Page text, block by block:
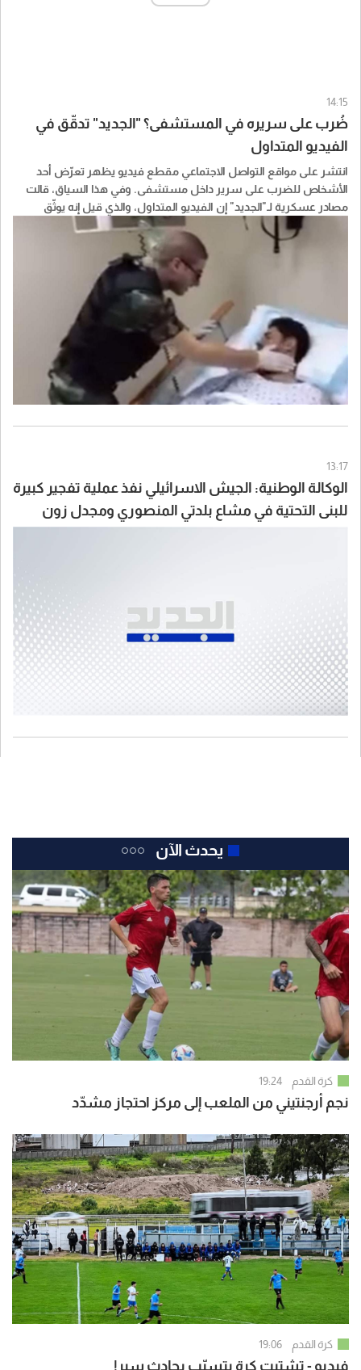
14:15
ضُرب على سريره في المستشفى؟ "الجديد" تدقّق في
الفيديو المتداول
انتشر على مواقع التواصل الاجتماعي مقطع فيديو يظهر تعرّض أحد
الأشخاص للضرب على سرير داخل مستشفى. وفي هذا السياق، قالت
مصادر عسكرية لـ"الجديد" إن الفيديو المتداول، والذي قيل إنه يوثّق
سنوات، مؤكدة أنه كان مفبركًا وغير دقيق عند نشره آنذاك أيضًا.
13:17
الوكالة الوطنية: الجيش الاسرائيلي نفذ عملية تفجير كبيرة
للبنى التحتية في مشاع بلدتي المنصوري ومجدل زون
يحدث الآن
كرة القدم 19:24
نجم أرجنتيني من الملعب إلى مركز احتجاز مشدّد
كرة القدم 19:06
فيديو - تشتيت كرة يتسبّب بحادث سير!